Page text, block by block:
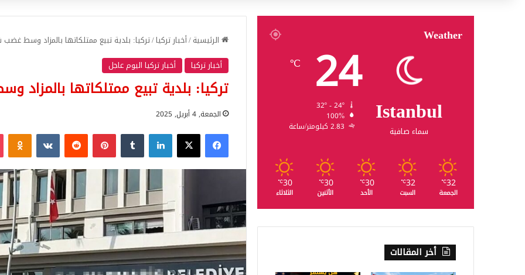
الرئيسية/أخبار تركيا/تركيا: بلدية تبيع ممتلكاتها بالمزاد وسط
أخبار تركيا
أخبار تركيا اليوم عاجل
تركيا: بلدية تبيع ممتلكاتها
الجمعة, 4 أبريل, 2025
فيسبوك‫X لينكدإن بينتيريست
Weather
Istanbul
سماء صافية
24
℃
100%
2.83 كيلومتر/ساعة
32
℃
الجمعة
32
℃
السبت
30
℃
الأحد
30
℃
الأثنين
30
℃
الثلاثاء
أخر المقالات